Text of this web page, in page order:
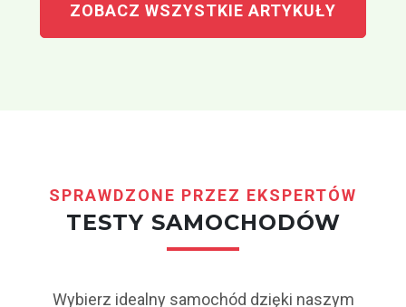
ZOBACZ WSZYSTKIE ARTYKUŁY
SPRAWDZONE PRZEZ EKSPERTÓW
TESTY SAMOCHODÓW
Wybierz idealny samochód dzięki naszym